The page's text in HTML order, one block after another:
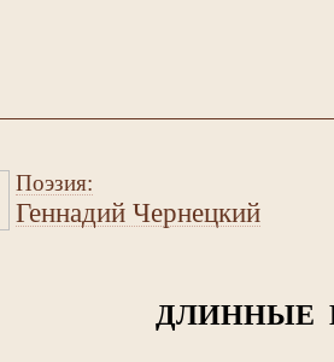
Поэзия:
Геннадий Чернецкий
ДЛИННЫЕ